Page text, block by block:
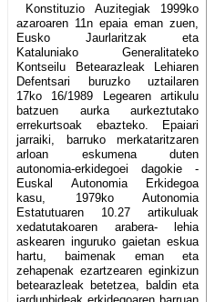
Konstituzio Auzitegiak 1999ko
azaroaren 11n epaia eman zuen,
Eusko Jaurlaritzak eta
Kataluniako Generalitateko
Kontseilu Betearazleak Lehiaren
Defentsari buruzko uztailaren
17ko 16/1989 Legearen artikulu
batzuen aurka aurkeztutako
errekurtsoak ebazteko. Epaiari
jarraiki, barruko merkataritzaren
arloan eskumena duten
autonomia-erkidegoei dagokie -
Euskal Autonomia Erkidegoa
kasu, 1979ko Autonomia
Estatutuaren 10.27 artikuluak
xedatutakoaren arabera- lehia
askearen inguruko gaietan eskua
hartu, baimenak eman eta
zehapenak ezartzearen eginkizun
betearazleak betetzea, baldin eta